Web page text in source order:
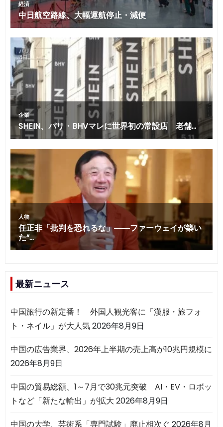
最新ニュース
中国旅行の新定番！ 外国人観光客に「漢服・旅フォ
ト・ネイル」が大人気2026年8月9日
中国の広告業界、2026年上半期の売上高が10兆円規模に
2026年8月9日
中国の貿易総額、1～7月で30兆元突破 AI・EV・ロボッ
トなど「新たな輸出」が拡大 2026年8月9日
中国の大学、芸術系「専門試験」廃止相次ぐ 2026年8月